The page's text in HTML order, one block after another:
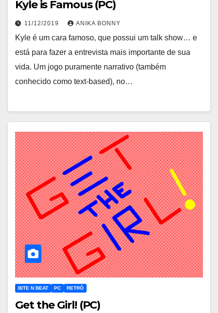
Kyle is Famous (PC)
11/12/2019 ANIKA BONNY
Kyle é um cara famoso, que possui um talk show… e
está para fazer a entrevista mais importante de sua
vida. Um jogo puramente narrativo (também
conhecido como text-based), no…
BITE N BEAT PC RETRÔ
Get the Girl! (PC)